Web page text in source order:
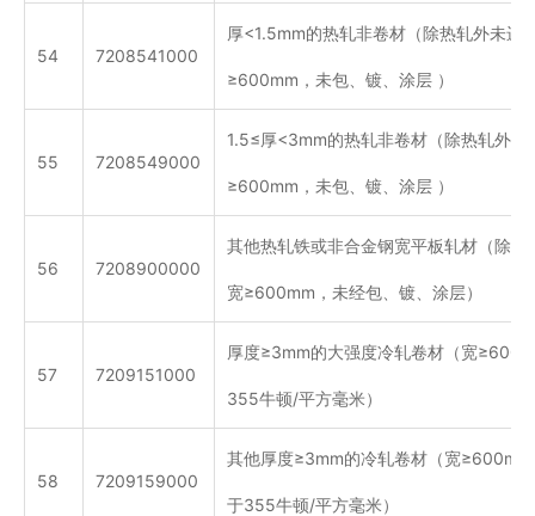
54 7208541000
厚<1.5mm的热轧非卷材（除热轧外未进
≥600mm，未包、镀、涂层 ）
55 7208549000
1.5≤厚<3mm的热轧非卷材（除热轧外未
≥600mm，未包、镀、涂层 ）
56 7208900000
其他热轧铁或非合金钢宽平板轧材（除热
宽≥600mm，未经包、镀、涂层）
57 7209151000
厚度≥3mm的大强度冷轧卷材（宽
355牛顿/平方毫米）
58 7209159000
其他厚度≥3mm的冷轧卷材（宽
于355牛顿/平方毫米）